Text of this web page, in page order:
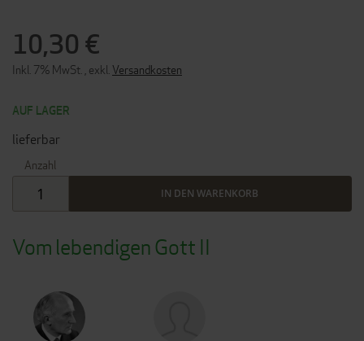
Vom lebendigen Gott II
10,30 €
Inkl. 7% MwSt. exkl. Versandkosten
AUF LAGER
lieferbar
Anzahl
IN DEN WARENKORB